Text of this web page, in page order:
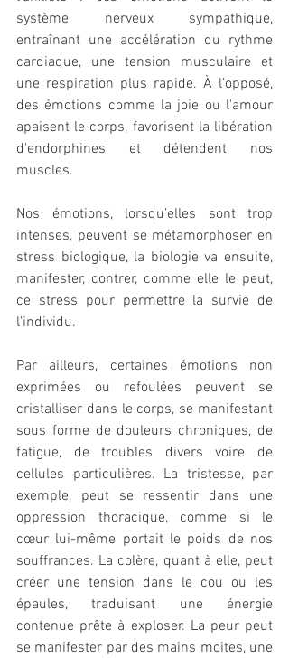
système nerveux sympathique,
entraînant une accélération du rythme
cardiaque, une tension musculaire et
une respiration plus rapide. À l’opposé,
des émotions comme la joie ou l'amour
apaisent le corps, favorisent la libération
d'endorphines et détendent nos
muscles.
Nos émotions, lorsqu’elles sont trop
intenses, peuvent se métamorphoser en
stress biologique, la biologie va ensuite,
manifester, contrer, comme elle le peut,
ce stress pour permettre la survie de
l’individu.
Par ailleurs, certaines émotions non
exprimées ou refoulées peuvent se
cristalliser dans le corps, se manifestant
sous forme de douleurs chroniques, de
fatigue, de troubles divers voire de
cellules particulières. La tristesse, par
exemple, peut se ressentir dans une
oppression thoracique, comme si le
cœur lui-même portait le poids de nos
souffrances. La colère, quant à elle, peut
créer une tension dans le cou ou les
épaules, traduisant une énergie
contenue prête à exploser. La peur peut
se manifester par des mains moites, une